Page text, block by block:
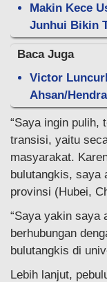
Makin Kece
Junhui Bikin
Baca Juga
Victor
Ahsan/
“Saya ingin pulih,
transisi, yaitu
masyarakat.
bulutangkis, saya
provinsi (Hubei,
“Saya yakin saya
berhubungan
bulutangkis di
Lebih lanjut,